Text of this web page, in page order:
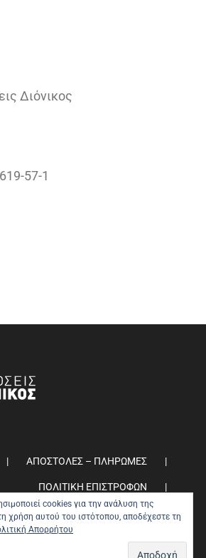
Διόνικος
57-1
ΑΠΟΣΤΟΛΕΣ – ΠΛΗΡΩΜΕΣ
ΠΟΛΙΤΙΚΗ ΕΠΙΣΤΡΟΦΩΝ
ΠΟΛΙΤΙΚΗ ΑΠΟΡΡΗΤΟΥ 0
cookies για την ανάλυση της
χρήση αυτού του ιστότοπου, αποδέχεστε τη
Απορρήτου